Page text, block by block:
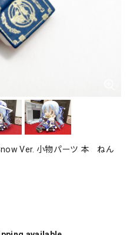
Ver. 小物パーツ 本 ねん